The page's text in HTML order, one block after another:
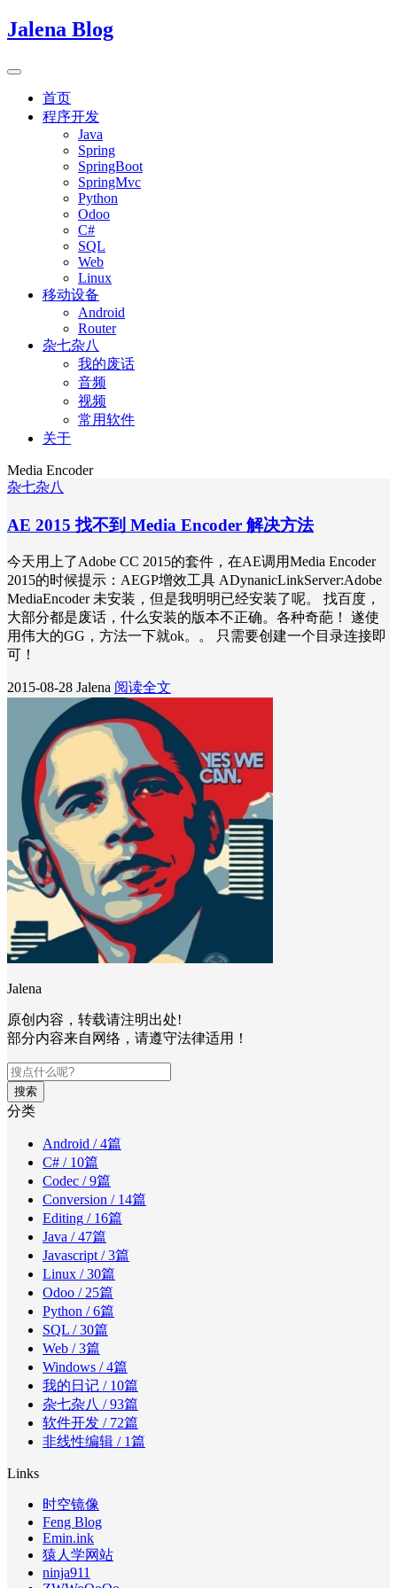
Jalena Blog
首页
程序开发
Java
Spring
SpringBoot
SpringMvc
Python
Odoo
C#
SQL
Web
Linux
移动设备
Android
Router
杂七杂八
我的废话
音频
视频
常用软件
关于
Media Encoder
杂七杂八
AE 2015 找不到 Media Encoder 解决方法
今天用上了Adobe CC 2015的套件，在AE调用Media Encoder
2015的时候提示：AEGP增效工具 ADynanicLinkServer:Adobe
MediaEncoder 未安装，但是我明明已经安装了呢。 找百度，
大部分都是废话，什么安装的版本不正确。各种奇葩！ 遂使
用伟大的GG，方法一下就ok。。 只需要创建一个目录连接即
可！
2015-08-28 Jalena 阅读全文
Jalena
原创内容，转载请注明出处!
部分内容来自网络，请遵守法律适用！
搜索
分类
Android / 4篇
C# / 10篇
Codec / 9篇
Conversion / 14篇
Editing / 16篇
Java / 47篇
Javascript / 3篇
Linux / 30篇
Odoo / 25篇
Python / 6篇
SQL / 30篇
Web / 3篇
Windows / 4篇
我的日记 / 10篇
杂七杂八 / 93篇
软件开发 / 72篇
非线性编辑 / 1篇
Links
时空镜像
Feng Blog
Emin.ink
猿人学网站
ninja911